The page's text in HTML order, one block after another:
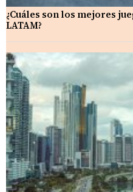
¿Cuáles son los mejores
LATAM?